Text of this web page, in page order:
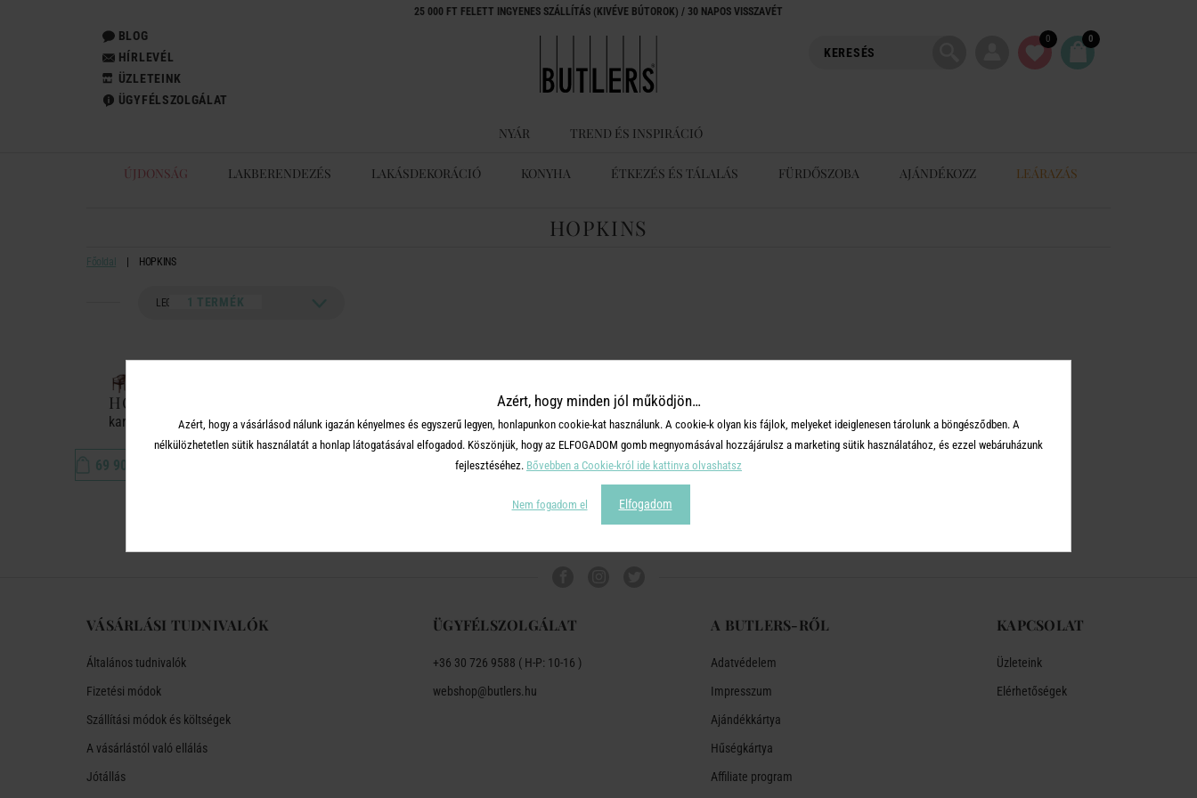
25 000 FT FELETT INGYENES SZÁLLÍTÁS (KIVÉVE BÚTOROK) / 30 NAPOS VISSZAVÉT
BLOG
HÍRLEVÉL
ÜZLETEINK
ÜGYFÉLSZOLGÁLAT
0 0
NYÁR TREND ÉS INSPIRÁCIÓ
ÚJDONSÁG LAKBERENDEZÉS LAKÁSDEKORÁCIÓ KONYHA ÉTKEZÉS ÉS TÁLALÁS FÜRDŐSZOBA AJÁNDÉKOZZ LEÁRAZÁS
HOPKINS
Főoldal HOPKINS
1 TERMÉK
HOPKINS
karosszék
69 900 Ft
VÁSÁRLÁSI TUDNIVALÓK
Általános tudnivalók
Fizetési módok
Szállítási módok és költségek
A vásárlástól való ellálás
Jótállás
ÜGYFÉLSZOLGÁLAT
+36 30 726 9588 ( H-P: 10-16 )
webshop@butlers.hu
A BUTLERS-RŐL
Adatvédelem
Impresszum
Ajándékkártya
Hűségkártya
Affiliate program
KAPCSOLAT
Üzleteink
Elérhetőségek
Azért, hogy minden jól működjön…
Azért, hogy a vásárlásod nálunk igazán kényelmes és egyszerű legyen, honlapunkon cookie-kat használunk. A cookie-k olyan kis fájlok, melyeket ideiglenesen tárolunk a böngésződben. A
nélkülözhetetlen sütik használatát a honlap látogatásával elfogadod. Köszönjük, hogy az ELFOGADOM gomb megnyomásával hozzájárulsz a marketing sütik használatához, és ezzel webáruházunk
fejlesztéséhez. Bővebben a Cookie-król ide kattinva olvashatsz
Nem fogadom el Elfogadom